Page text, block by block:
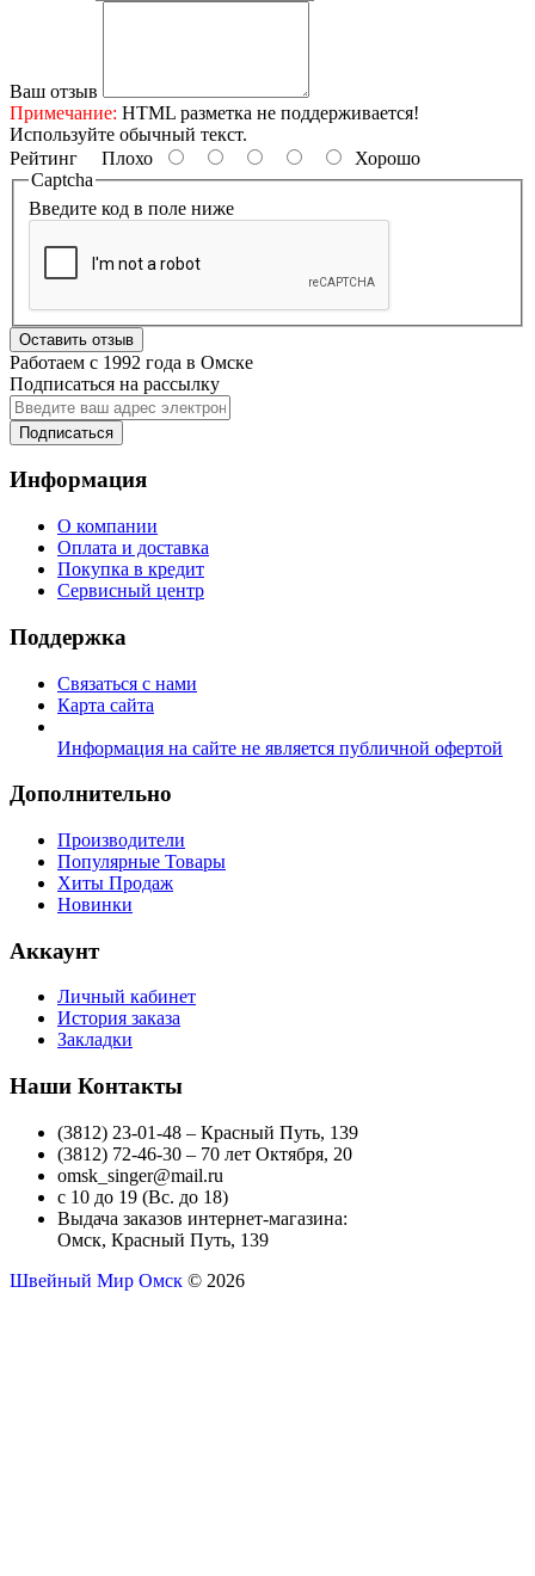
Ваш отзыв
Примечание: HTML разметка не поддерживается!
Используйте обычный текст.
Рейтинг Плохо
Хорошо
Captcha
Введите код в поле ниже
Оставить отзыв
Работаем с 1992 года в Омске
Подписаться на рассылку
Подписаться
Информация
О компании
Оплата и доставка
Покупка в кредит
Сервисный центр
Поддержка
Связаться с нами
Карта сайта
Информация на сайте не является публичной офертой
Дополнительно
Производители
Популярные Товары
Хиты Продаж
Новинки
Аккаунт
Личный кабинет
История заказа
Закладки
Наши Контакты
(3812) 23-01-48 – Красный Путь, 139
(3812) 72-46-30 – 70 лет Октября, 20
omsk_singer@mail.ru
с 10 до 19 (Вс. до 18)
Выдача заказов интернет-магазина:
Омск, Красный Путь, 139
Швейный Мир Омск © 2026